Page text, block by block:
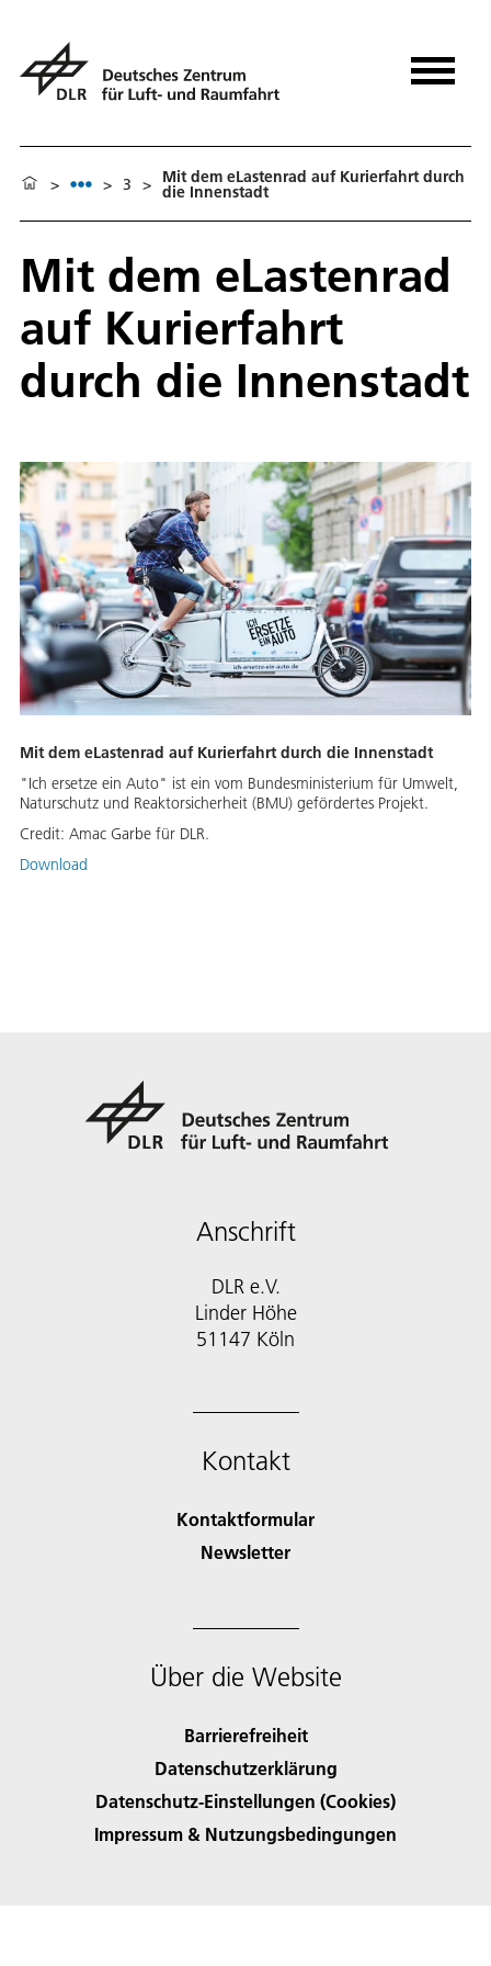
> > 3 > Mit dem eLastenrad auf Kurierfahrt durch
die Innenstadt
Mit dem eLastenrad
auf Kurierfahrt
durch die Innenstadt
Mit dem eLastenrad auf Kurierfahrt durch die Innenstadt
"Ich ersetze ein Auto" ist ein vom Bundesministerium für Umwelt,
Naturschutz und Reaktorsicherheit (BMU) gefördertes Projekt.
Credit: Amac Garbe für DLR.
Download
Anschrift
DLR e.V.
Linder Höhe
51147 Köln
Kontakt
Kontaktformular
Newsletter
Über die Website
Barrierefreiheit
Datenschutzerklärung
Datenschutz-Einstellungen (Cookies)
Impressum & Nutzungsbedingungen